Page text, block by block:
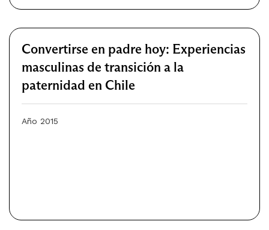
Convertirse en padre hoy: Experiencias
masculinas de transición a la
paternidad en Chile
Año 2015